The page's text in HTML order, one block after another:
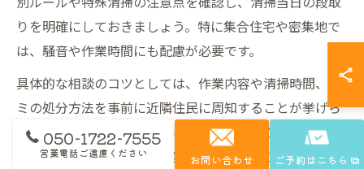
りを明確にしておきましょう。特に集合住宅や密集地で
は、騒音や作業時間にも配慮が必要です。
具体的な相談のコツとしては、作業内容や清掃時間、ゴ
ミの処分方法を事前に近隣住民に周知することが挙げら
れます。清掃業者を選ぶ際は、苦情発生時の対応フロー
や、東京都清掃局との連携実績を確認することも大切で
050-1722-7555
営業電話ご遠慮ください お問い合わせ ご予約はこちら